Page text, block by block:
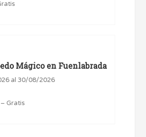
Mágico en Fuenlabrada
al 30/08/2026
Gratis